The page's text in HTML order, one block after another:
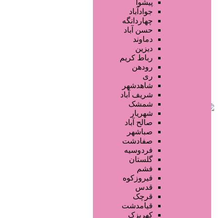
محصولات مو
محصولات آرایشی
تجهیزات سالن زیبایی
محصولات پوست
خدمات دندانپزشکی
سایر خدمات
پیشوا
جوادآباد
چهاردانگه
حسن آباد
دماوند
دیزین
رباط کریم
رودهن
ری
شاهدشهر
شریف آباد
شمشک
شهریار
صالح آباد
صباشهر
صفادشت
فردوسیه
گلستان
فشم
فیروزکوه
قدس
قرچک
قیامدشت
کهریزک